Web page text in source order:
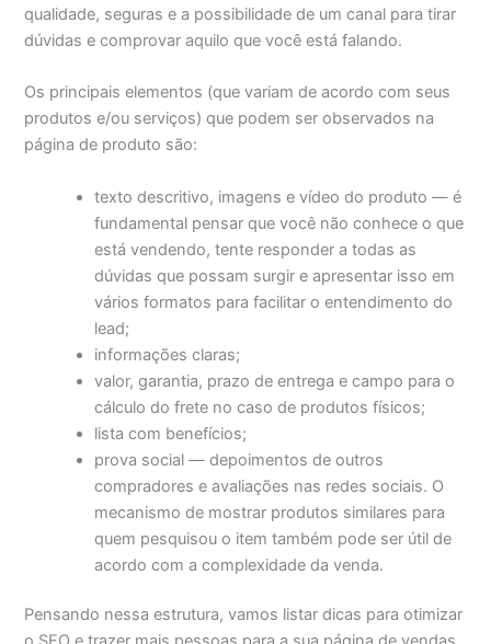
qualidade, seguras e a possibilidade de um canal para tirar
dúvidas e comprovar aquilo que você está falando.
Os principais elementos (que variam de acordo com seus
produtos e/ou serviços) que podem ser observados na
página de produto são:
texto descritivo, imagens e vídeo do produto — é
fundamental pensar que você não conhece o que
está vendendo, tente responder a todas as
dúvidas que possam surgir e apresentar isso em
vários formatos para facilitar o entendimento do
lead;
informações claras;
valor, garantia, prazo de entrega e campo para o
cálculo do frete no caso de produtos físicos;
lista com benefícios;
prova social — depoimentos de outros
compradores e avaliações nas redes sociais. O
mecanismo de mostrar produtos similares para
quem pesquisou o item também pode ser útil de
acordo com a complexidade da venda.
Pensando nessa estrutura, vamos listar dicas para otimizar